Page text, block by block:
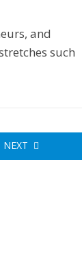
and
such
NEXT